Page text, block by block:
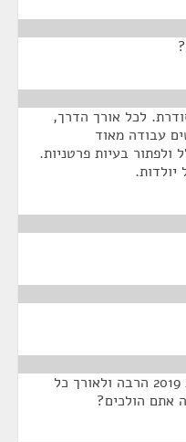
לכל אורך הדרך,
עבודה מאוד
בעיות פרטניות.
אם אחד הרוויח בקטע מסוים בשנת 2019 הרבה ולאורך כל
אתם הולכים?